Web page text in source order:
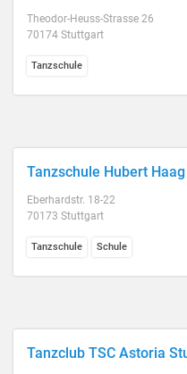
Theodor-Heuss-Strasse 26
70174 Stuttgart
Tanzschule
Tanzschule Hubert Haag
Eberhardstr. 18-22
70173 Stuttgart
Tanzschule Schule
Tanzclub TSC Astoria